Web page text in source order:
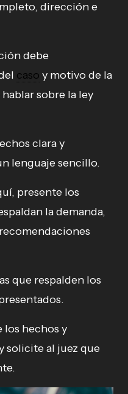
dirección e
debe
caso y motivo de la
sobre la ley
clara y
lenguaje sencillo.
presente los
la demanda,
que respalden los
los hechos y
solicite al juez que